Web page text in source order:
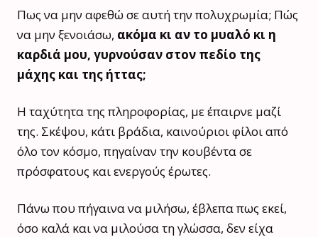
Πως να μην αφεθώ σε αυτή την πολυχρωμία; Πώς
να μην ξενοιάσω, ακόμα κι αν το μυαλό κι η
καρδιά μου, γυρνούσαν στον πεδίο της
μάχης και της ήττας;
Η ταχύτητα της πληροφορίας, με έπαιρνε μαζί
της. Σκέψου, κάτι βράδια, καινούριοι φίλοι από
όλο τον κόσμο, πηγαίναν την κουβέντα σε
πρόσφατους και ενεργούς έρωτες.
Πάνω που πήγαινα να μιλήσω, έβλεπα πως εκεί,
όσο καλά και να μιλούσα τη γλώσσα, δεν είχα